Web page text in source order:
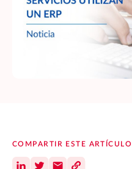
COMPARTIR ESTE ARTÍCULO